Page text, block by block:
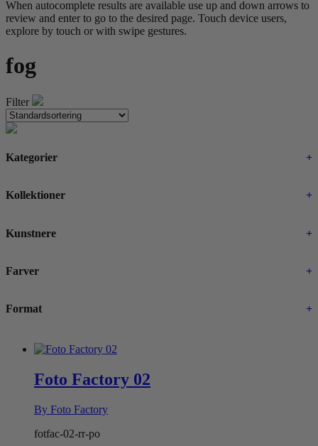
efter:
When autocomplete results are available use up and down arrows to
review and enter to go to the desired page. Touch device users,
explore by touch or with swipe gestures.
fog
Filter
Kategorier +
Kollektioner +
Kunstnere +
Farver +
Format +
Foto Factory 02
By Foto Factory
fotfac-02-rr-po